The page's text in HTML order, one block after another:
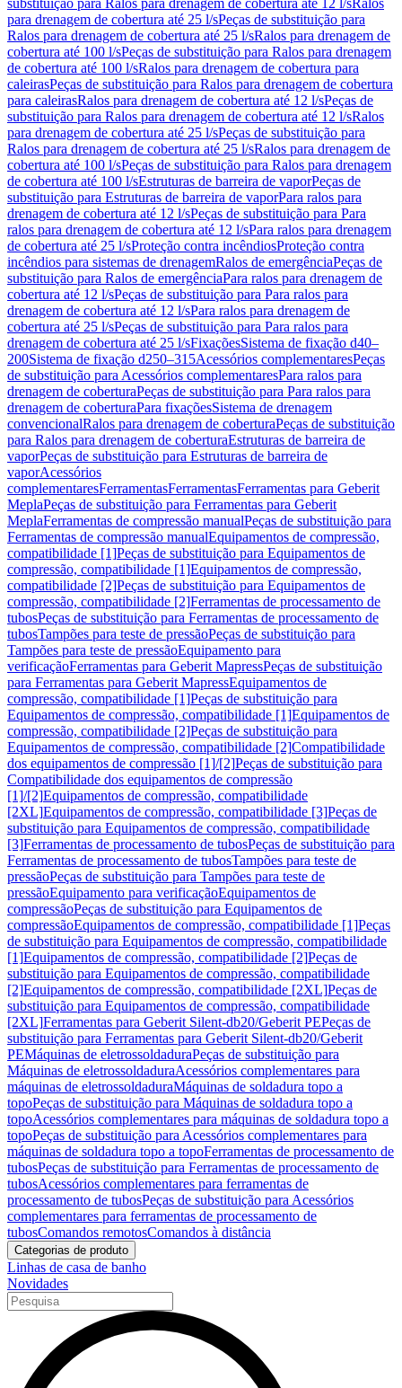
substituição para Ralos para drenagem de cobertura até 12 l/sRalos
para drenagem de cobertura até 25 l/sPeças de substituição para
Ralos para drenagem de cobertura até 25 l/sRalos para drenagem de
cobertura até 100 l/sPeças de substituição para Ralos para drenagem
de cobertura até 100 l/sRalos para drenagem de cobertura para
caleirasPeças de substituição para Ralos para drenagem de cobertura
para caleirasRalos para drenagem de cobertura até 12 l/sPeças de
substituição para Ralos para drenagem de cobertura até 12 l/sRalos
para drenagem de cobertura até 25 l/sPeças de substituição para
Ralos para drenagem de cobertura até 25 l/sRalos para drenagem de
cobertura até 100 l/sPeças de substituição para Ralos para drenagem
de cobertura até 100 l/sEstruturas de barreira de vaporPeças de
substituição para Estruturas de barreira de vaporPara ralos para
drenagem de cobertura até 12 l/sPeças de substituição para Para
ralos para drenagem de cobertura até 12 l/sPara ralos para drenagem
de cobertura até 25 l/sProteção contra incêndiosProteção contra
incêndios para sistemas de drenagemRalos de emergênciaPeças de
substituição para Ralos de emergênciaPara ralos para drenagem de
cobertura até 12 l/sPeças de substituição para Para ralos para
drenagem de cobertura até 12 l/sPara ralos para drenagem de
cobertura até 25 l/sPeças de substituição para Para ralos para
drenagem de cobertura até 25 l/sFixaçõesSistema de fixação d40–
200Sistema de fixação d250–315Acessórios complementaresPeças
de substituição para Acessórios complementaresPara ralos para
drenagem de coberturaPeças de substituição para Para ralos para
drenagem de coberturaPara fixaçõesSistema de drenagem
convencionalRalos para drenagem de coberturaPeças de substituição
para Ralos para drenagem de coberturaEstruturas de barreira de
vaporPeças de substituição para Estruturas de barreira de
vaporAcessórios
complementaresFerramentasFerramentasFerramentas para Geberit
MeplaPeças de substituição para Ferramentas para Geberit
MeplaFerramentas de compressão manualPeças de substituição para
Ferramentas de compressão manualEquipamentos de compressão,
compatibilidade [1]Peças de substituição para Equipamentos de
compressão, compatibilidade [1]Equipamentos de compressão,
compatibilidade [2]Peças de substituição para Equipamentos de
compressão, compatibilidade [2]Ferramentas de processamento de
tubosPeças de substituição para Ferramentas de processamento de
tubosTampões para teste de pressãoPeças de substituição para
Tampões para teste de pressãoEquipamento para
verificaçãoFerramentas para Geberit MapressPeças de substituição
para Ferramentas para Geberit MapressEquipamentos de
compressão, compatibilidade [1]Peças de substituição para
Equipamentos de compressão, compatibilidade [1]Equipamentos de
compressão, compatibilidade [2]Peças de substituição para
Equipamentos de compressão, compatibilidade [2]Compatibilidade
dos equipamentos de compressão [1]/[2]Peças de substituição para
Compatibilidade dos equipamentos de compressão
[1]/[2]Equipamentos de compressão, compatibilidade
[2XL]Equipamentos de compressão, compatibilidade [3]Peças de
substituição para Equipamentos de compressão, compatibilidade
[3]Ferramentas de processamento de tubosPeças de substituição para
Ferramentas de processamento de tubosTampões para teste de
pressãoPeças de substituição para Tampões para teste de
pressãoEquipamento para verificaçãoEquipamentos de
compressãoPeças de substituição para Equipamentos de
compressãoEquipamentos de compressão, compatibilidade [1]Peças
de substituição para Equipamentos de compressão, compatibilidade
[1]Equipamentos de compressão, compatibilidade [2]Peças de
substituição para Equipamentos de compressão, compatibilidade
[2]Equipamentos de compressão, compatibilidade [2XL]Peças de
substituição para Equipamentos de compressão, compatibilidade
[2XL]Ferramentas para Geberit Silent-db20/Geberit PEPeças de
substituição para Ferramentas para Geberit Silent-db20/Geberit
PEMáquinas de eletrossoldaduraPeças de substituição para
Máquinas de eletrossoldaduraAcessórios complementares para
máquinas de eletrossoldaduraMáquinas de soldadura topo a
topoPeças de substituição para Máquinas de soldadura topo a
topoAcessórios complementares para máquinas de soldadura topo a
topoPeças de substituição para Acessórios complementares para
máquinas de soldadura topo a topoFerramentas de processamento de
tubosPeças de substituição para Ferramentas de processamento de
tubosAcessórios complementares para ferramentas de
processamento de tubosPeças de substituição para Acessórios
complementares para ferramentas de processamento de
tubosComandos remotosComandos à distância
Categorias de produto
Linhas de casa de banho
Novidades